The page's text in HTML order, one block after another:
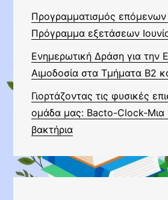
Προγραμματισμός
Πρόγραμμα εξετάσεων
Ενημερωτική Δράση για την
Αιμοδοσία στα Τμήματα Β2
Γιορτάζοντας τις φυσικές
ομάδα μας: Bacto-Clock-Μια
βακτήρια